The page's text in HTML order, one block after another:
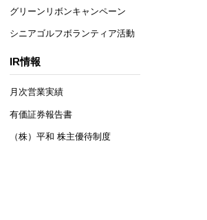
グリーンリボンキャンペーン
シニアゴルフボランティア活動
IR情報
月次営業実績
有価証券報告書
（株）平和 株主優待制度